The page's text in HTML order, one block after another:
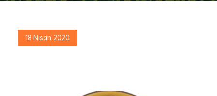
Posted
18 Nisan 2020